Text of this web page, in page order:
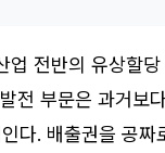
업 전반의 유상할당
전 부문은 과거보
다. 배출권을 공짜